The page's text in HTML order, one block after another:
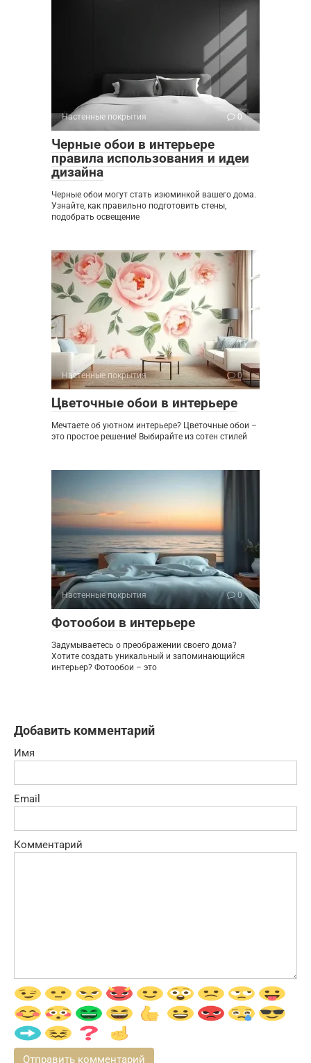
Настенные покрытия 0
Черные обои в интерьере
правила использования и идеи
дизайна
Черные обои могут стать изюминкой вашего дома.
Узнайте, как правильно подготовить стены,
подобрать освещение
Настенные покрытия 0
Цветочные обои в интерьере
Мечтаете об уютном интерьере? Цветочные обои –
это простое решение! Выбирайте из сотен стилей
Настенные покрытия 0
Фотообои в интерьере
Задумываетесь о преображении своего дома?
Хотите создать уникальный и запоминающийся
интерьер? Фотообои – это
Добавить комментарий
Имя
Email
Комментарий